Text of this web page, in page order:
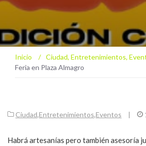
Inicio / Ciudad, Entretenimientos,
Feria en Plaza Almagro
Ciudad,Entretenimientos,Eventos |
Habrá artesanías pero también asesoría